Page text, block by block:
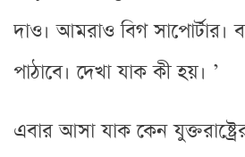
দাও। আমরাও বিগ সাপোর্টার।
পাঠাবে। দেখা যাক কী হয়। ’
এবার আসা যাক কেন